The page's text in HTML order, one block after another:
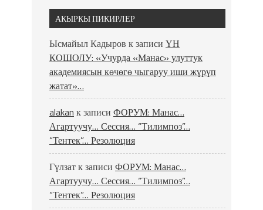
АКЫРКЫ ПИКИРЛЕР
Ысмайыл Кадыров к записи ҮН
КОШОЛУ: «Учурда «Манас» улуттук
академиясын көчөгө чыгаруу иши жүрүп
жатат»…
alakan к записи ФОРУМ: Манас…
Агартуучу… Сессия… “Тилимпоз”…
“Тентек”… Резолюция
Гүлзатк записи ФОРУМ: Манас…
Агартуучу… Сессия… “Тилимпоз”…
“Тентек”… Резолюция